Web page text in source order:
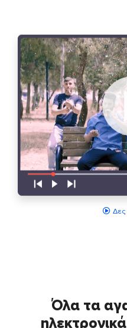
Δες
Όλα τα